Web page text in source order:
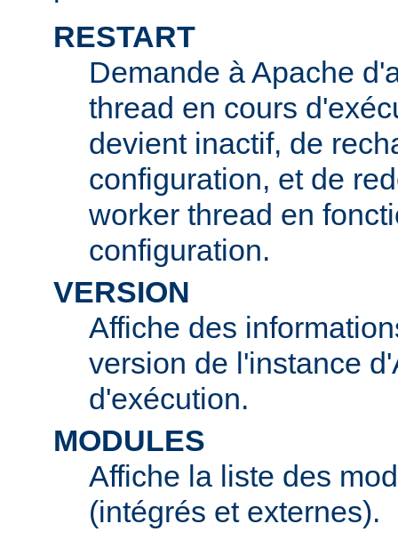
RESTART
Demande à Apache
thread en cours
devient inactif, de
configuration, et de
worker thread en
configuration.
VERSION
Affiche des
version de l'instance
d'exécution.
MODULES
Affiche la liste des
(intégrés et externes).